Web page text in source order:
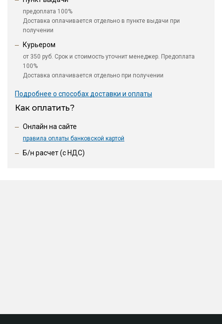
предоплата 100%
Доставка оплачивается отдельно в пункте выдачи при
получении
Курьером
от 350 руб. Срок и стоимость уточнит менеджер. Предоплата
100%
Доставка оплачивается отдельно при получении
Подробнее о способах доставки и оплаты
Как оплатить?
Онлайн на сайте
правила оплаты банковской картой
Б/н расчет (c НДС)